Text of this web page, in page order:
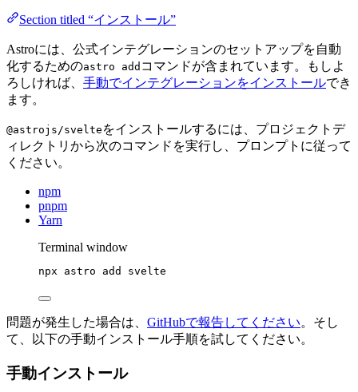
Section titled “インストール”
Astroには、公式インテグレーションのセットアップを自動
化するためのastro add コマンドが含まれています。もしよ
ろしければ、 手動でインテグレーションをインストールでき
ます。
@astrojs/svelte をインストールするには、プロジェクトデ
ィレクトリから次のコマンドを実行し、プロンプトに従って
ください。
npm
pnpm
Yarn
Terminal window
npx astro add svelte
問題が発生した場合は、 GitHubで報告してください。そし
て、以下の手動インストール手順を試してください。
手動インストール